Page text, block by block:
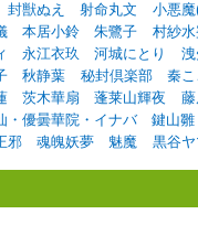
封獣ぬえ 射命丸文
小悪
本居小鈴 朱鷺子
村紗水
永江衣玖 河城にとり
秋静葉 秘封倶楽部
秦
茨木華扇 蓬莱山輝夜
・優曇華院・イナバ
鍵山雛
邪 魂魄妖夢 魅魔 黒谷